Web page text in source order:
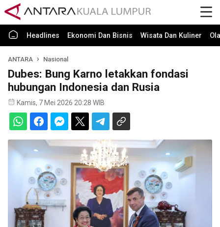
Headlines Ekonomi Dan Bisnis Wisata Dan Kuliner
ANTARA Nasional
Dubes: Bung Karno letakkan fondasi
hubungan Indonesia dan Rusia
Kamis, 7 Mei 2026 20:28 WIB